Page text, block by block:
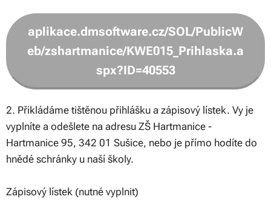
aplikace.dmsoftware.cz/SOL/PublicW
eb/zshartmanice/KWE015_Prihlaska.a
spx?ID=40553
2. Přikládáme tištěnou přihlášku a zápisový lístek. Vy je
vyplníte a odešlete na adresu ZŠ Hartmanice -
Hartmanice 95, 342 01 Sušice, nebo je přímo hodíte do
hnědé schránky u naší školy.
Zápisový lístek (nutné vyplnit)